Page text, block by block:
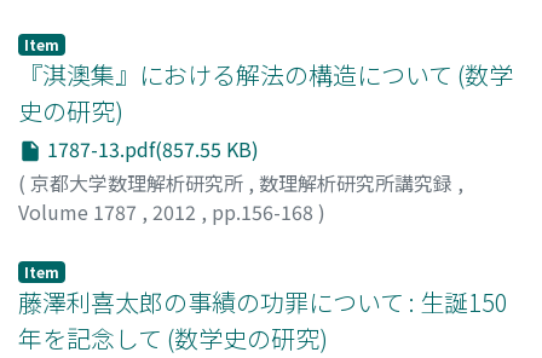
Item
『淇澳集』における解法の構造について (数学
史の研究)
1787-13.pdf(857.55 KB)
( 京都大学数理解析研究所 , 数理解析研究所講究録 ,
Volume 1787 , 2012 , pp.156-168 )
Item
藤澤利喜太郎の事績の功罪について : 生誕150
年を記念して (数学史の研究)